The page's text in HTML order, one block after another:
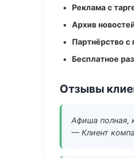
Реклама с
Архив
Партнёрство
Бесплатное
Отзывы
Афиша полная,
— Клиент